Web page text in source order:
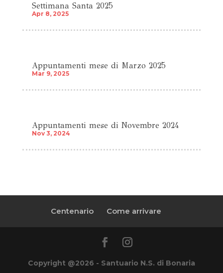
Settimana Santa 2025
Apr 8, 2025
Appuntamenti mese di Marzo 2025
Mar 9, 2025
Appuntamenti mese di Novembre 2024
Nov 3, 2024
Centenario Come arrivare
Copyright @2026 - Santuario N.S. di Bonaria